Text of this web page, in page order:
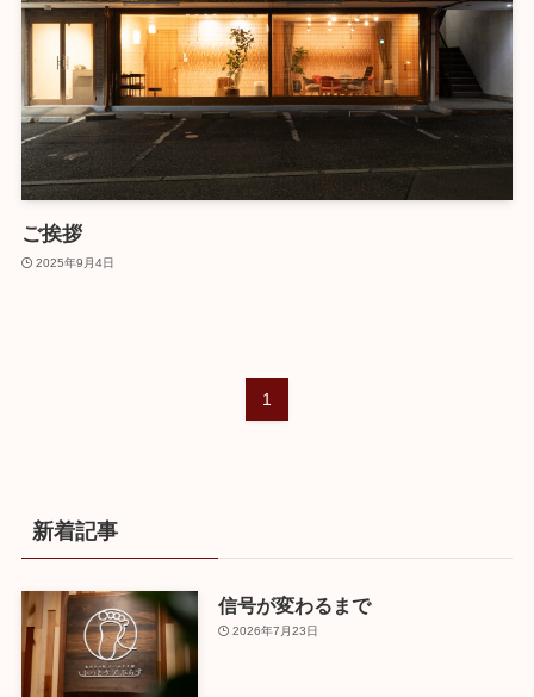
ご挨拶
2025年9月4日
1
新着記事
信号が変わるまで
2026年7月23日